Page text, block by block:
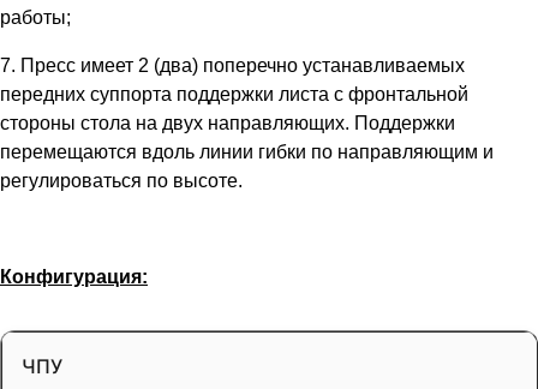
работы;
7. Пресс имеет 2 (два) поперечно устанавливаемых
передних суппорта поддержки листа с фронтальной
стороны стола на двух направляющих. Поддержки
перемещаются вдоль линии гибки по направляющим и
регулироваться по высоте.
Конфигурация:
ЧПУ